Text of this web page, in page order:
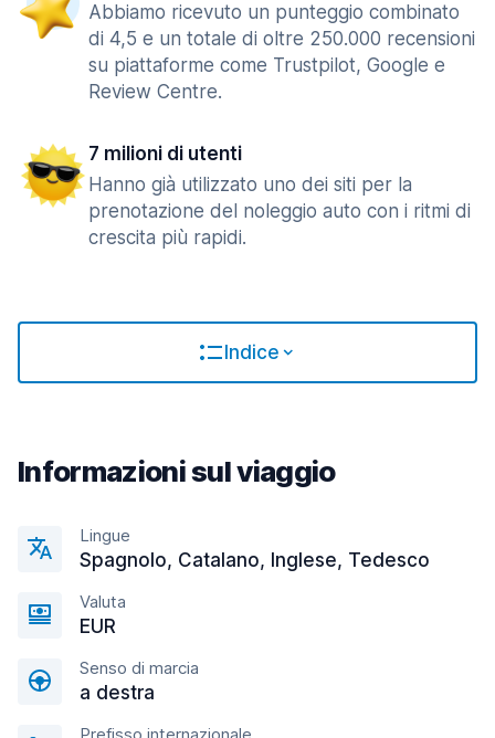
Abbiamo ricevuto un punteggio combinato
di 4,5 e un totale di oltre 250.000 recensioni
su piattaforme come Trustpilot, Google e
Review Centre.
7 milioni di utenti
Hanno già utilizzato uno dei siti per la
prenotazione del noleggio auto con i ritmi di
crescita più rapidi.
Indice
Informazioni sul viaggio
Lingue
Spagnolo, Catalano, Inglese, Tedesco
Valuta
EUR
Senso di marcia
a destra